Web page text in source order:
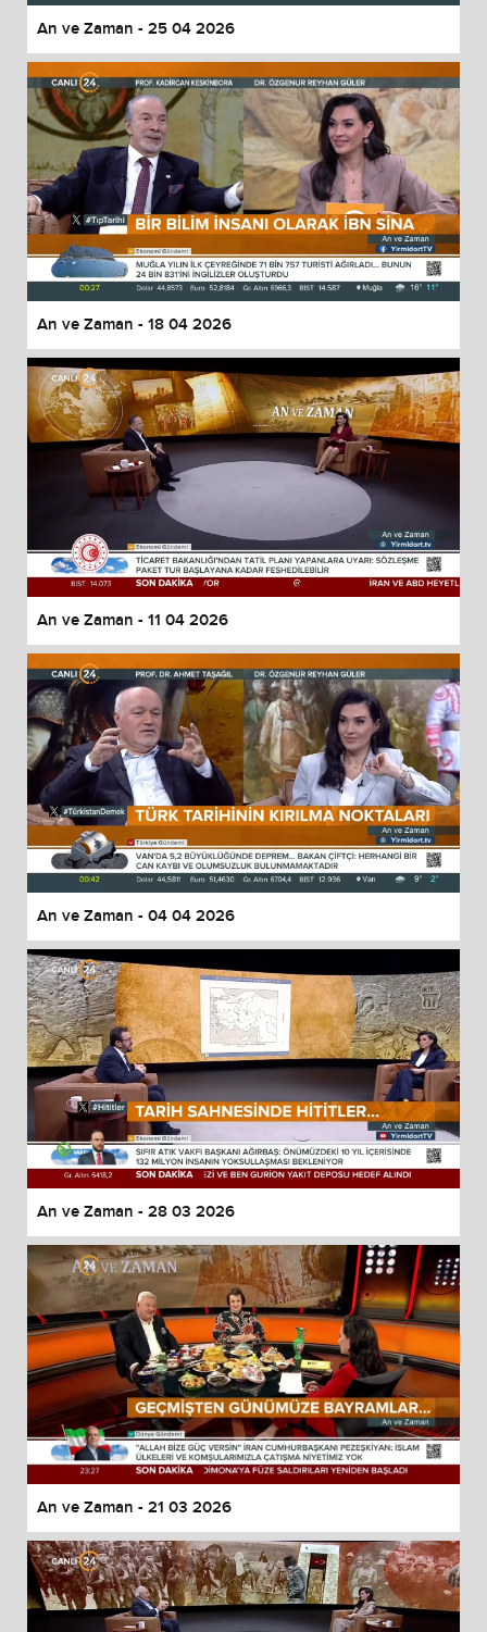
An ve Zaman - 25 04 2026
An ve Zaman - 18 04 2026
An ve Zaman - 11 04 2026
An ve Zaman - 04 04 2026
An ve Zaman - 28 03 2026
An ve Zaman - 21 03 2026